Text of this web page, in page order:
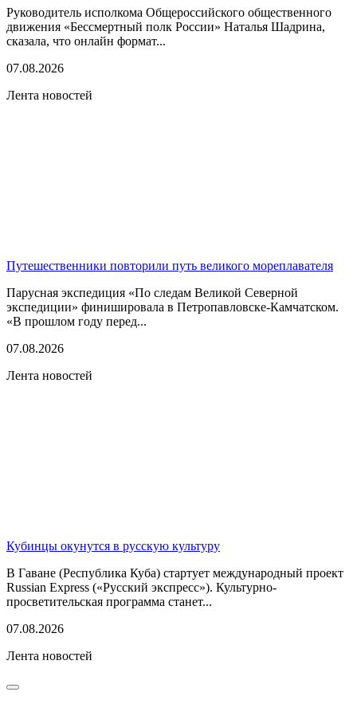
Руководитель исполкома Общероссийского общественного
движения «Бессмертный полк России» Наталья Шадрина,
сказала, что онлайн формат...
07.08.2026
Лента новостей
Путешественники повторили путь великого мореплавателя
Парусная экспедиция «По следам Великой Северной
экспедиции» финишировала в Петропавловске-Камчатском.
«В прошлом году перед...
07.08.2026
Лента новостей
Кубинцы окунутся в русскую культуру
В Гаване (Республика Куба) стартует международный проект
Russian Express («Русский экспресс»). Культурно-
просветительская программа станет...
07.08.2026
Лента новостей